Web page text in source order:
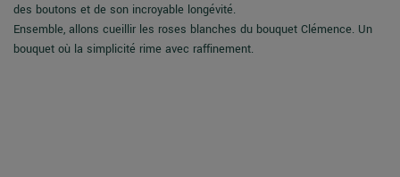
des boutons et de son incroyable longévité.
Ensemble, allons cueillir les roses blanches du bouquet Clémence. Un
bouquet où la simplicité rime avec raffinement.